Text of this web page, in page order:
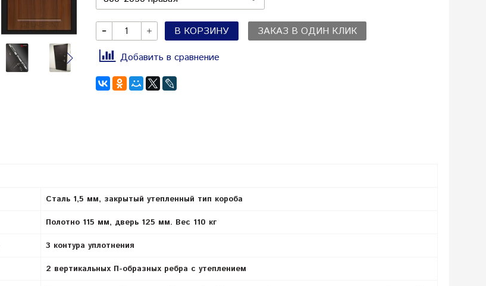
В КОРЗИНУ
ЗАКАЗ В ОДИН КЛИК
Добавить в сравнение
Сталь 1,5 мм, закрытый утепленный тип короба
Полотно 115 мм, дверь 125 мм. Вес 110 кг
3 контура уплотнения
2 вертикальных П-образных ребра с утеплением